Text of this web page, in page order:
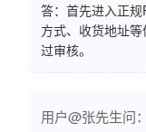
答：首先进入正
方式、收货地址
过审核。
用户@张先生问